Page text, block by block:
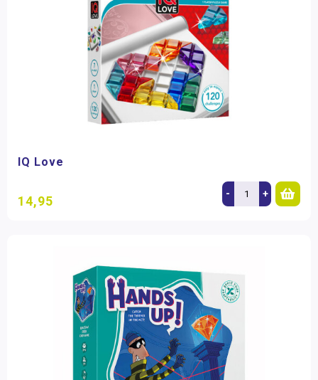
IQ Love
14,95 - +